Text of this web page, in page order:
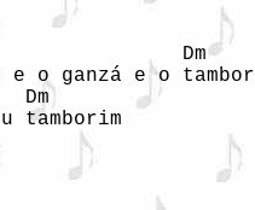
Dm
o ganzá e o
Dm
tamborim